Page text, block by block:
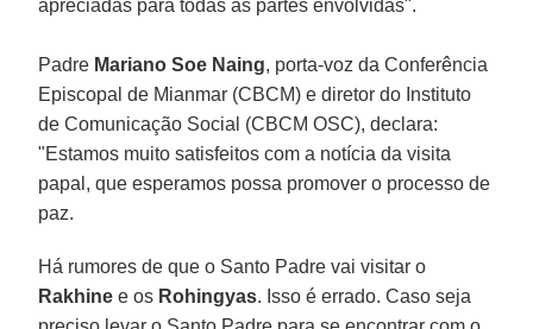
apreciadas para todas as partes envolvidas".
Padre Mariano Soe Naing, porta-voz da Conferência
Episcopal de Mianmar (CBCM) e diretor do Instituto
de Comunicação Social (CBCM OSC), declara:
"Estamos muito satisfeitos com a notícia da visita
papal, que esperamos possa promover o processo de
paz.
Há rumores de que o Santo Padre vai visitar o
Rakhine e os Rohingyas. Isso é errado. Caso seja